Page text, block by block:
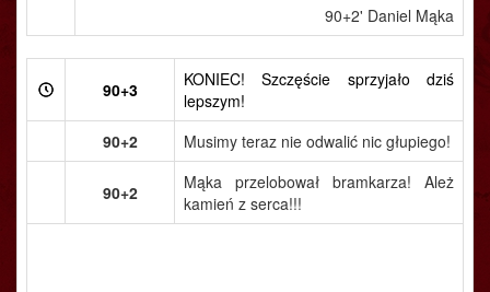
90+2' Daniel Mąka
90+3
KONIEC! Szczęście sprzyjało dziś
lepszym!
90+2
Musimy teraz nie odwalić nic głupiego!
90+2
Mąka przelobował bramkarza! Ależ
kamień z serca!!!